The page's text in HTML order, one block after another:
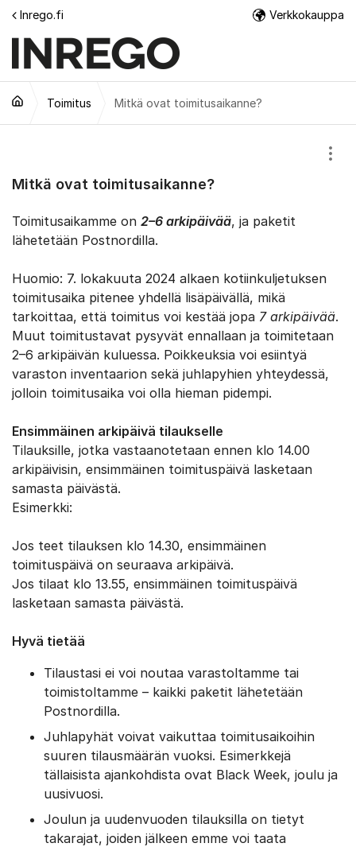
Siirry sisältöön
Inrego.fi Verkkokauppa
Toimitus Mitkä ovat toimitusaikanne?
Mitkä ovat toimitusaikanne?
Toimitusaikamme on 2–6 arkipäivää, ja paketit
lähetetään Postnordilla.
Huomio: 7. lokakuuta 2024 alkaen kotiinkuljetuksen
toimitusaika pitenee yhdellä lisäpäivällä, mikä
tarkoittaa, että toimitus voi kestää jopa 7 arkipäivää.
Muut toimitustavat pysyvät ennallaan ja toimitetaan
2–6 arkipäivän kuluessa. Poikkeuksia voi esiintyä
varaston inventaarion sekä juhlapyhien yhteydessä,
jolloin toimitusaika voi olla hieman pidempi.
Ensimmäinen arkipäivä tilaukselle
Tilauksille, jotka vastaanotetaan ennen klo 14.00
arkipäivisin, ensimmäinen toimituspäivä lasketaan
samasta päivästä.
Esimerkki:
Jos teet tilauksen klo 14.30, ensimmäinen
toimituspäivä on seuraava arkipäivä.
Jos tilaat klo 13.55, ensimmäinen toimituspäivä
lasketaan samasta päivästä.
Hyvä tietää
Tilaustasi ei voi noutaa varastoltamme tai
toimistoltamme – kaikki paketit lähetetään
Postnordilla.
Juhlapyhät voivat vaikuttaa toimitusaikoihin
suuren tilausmäärän vuoksi. Esimerkkejä
tällaisista ajankohdista ovat Black Week, joulu ja
uusivuosi.
Joulun ja uudenvuoden tilauksilla on tietyt
takarajat, joiden jälkeen emme voi taata